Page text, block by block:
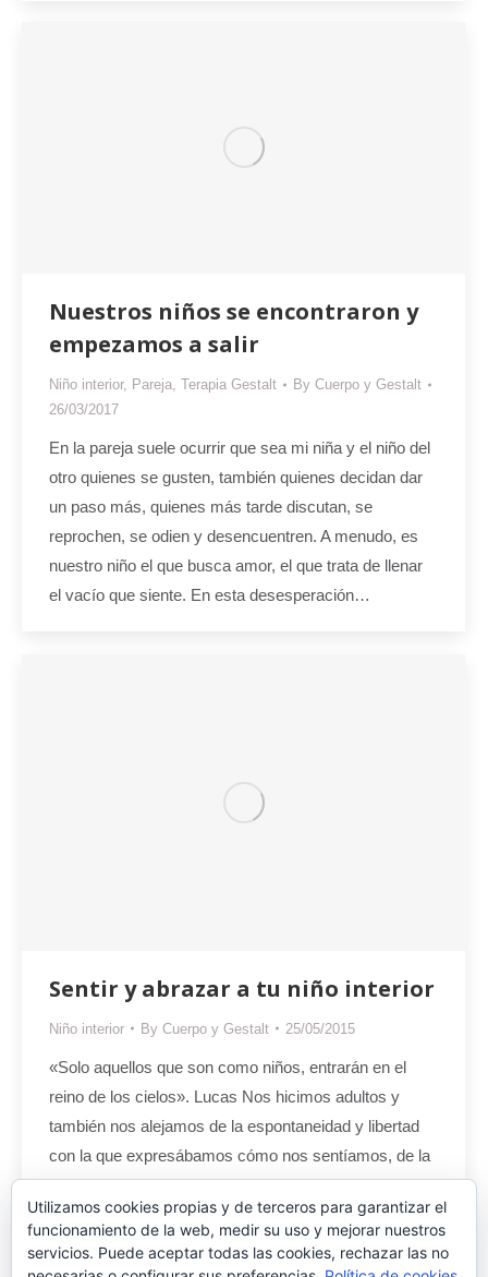
Nuestros niños se encontraron y
empezamos a salir
Niño interior, Pareja, Terapia Gestalt By Cuerpo y Gestalt
26/03/2017
En la pareja suele ocurrir que sea mi niña y el niño del
otro quienes se gusten, también quienes decidan dar
un paso más, quienes más tarde discutan, se
reprochen, se odien y desencuentren. A menudo, es
nuestro niño el que busca amor, el que trata de llenar
el vacío que siente. En esta desesperación…
Sentir y abrazar a tu niño interior
Niño interior By Cuerpo y Gestalt 25/05/2015
«Solo aquellos que son como niños, entrarán en el
reino de los cielos». Lucas Nos hicimos adultos y
también nos alejamos de la espontaneidad y libertad
con la que expresábamos cómo nos sentíamos, de la
frescura con la que jugábamos, bailábamos o nos
subíamos muy alto (a un árbol, columpio o valla), de la
facilidad…
Utilizamos cookies propias y de terceros para garantizar el
funcionamiento de la web, medir su uso y mejorar nuestros
servicios. Puede aceptar todas las cookies, rechazar las no